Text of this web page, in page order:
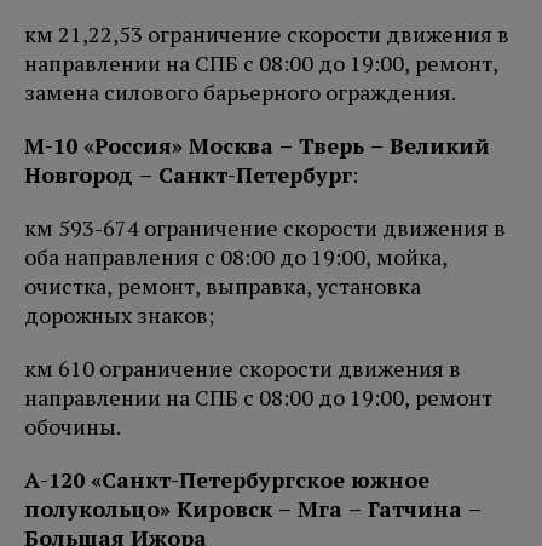
км 21,22,53 ограничение скорости движения в
направлении на СПБ с 08:00 до 19:00, ремонт,
замена силового барьерного ограждения.
М-10 «Россия» Москва – Тверь – Великий
Новгород – Санкт-Петербург:
км 593-674 ограничение скорости движения в
оба направления с 08:00 до 19:00, мойка,
очистка, ремонт, выправка, установка
дорожных знаков;
км 610 ограничение скорости движения в
направлении на СПБ с 08:00 до 19:00, ремонт
обочины.
А-120 «Санкт-Петербургское южное
полукольцо» Кировск – Мга – Гатчина –
Большая Ижора